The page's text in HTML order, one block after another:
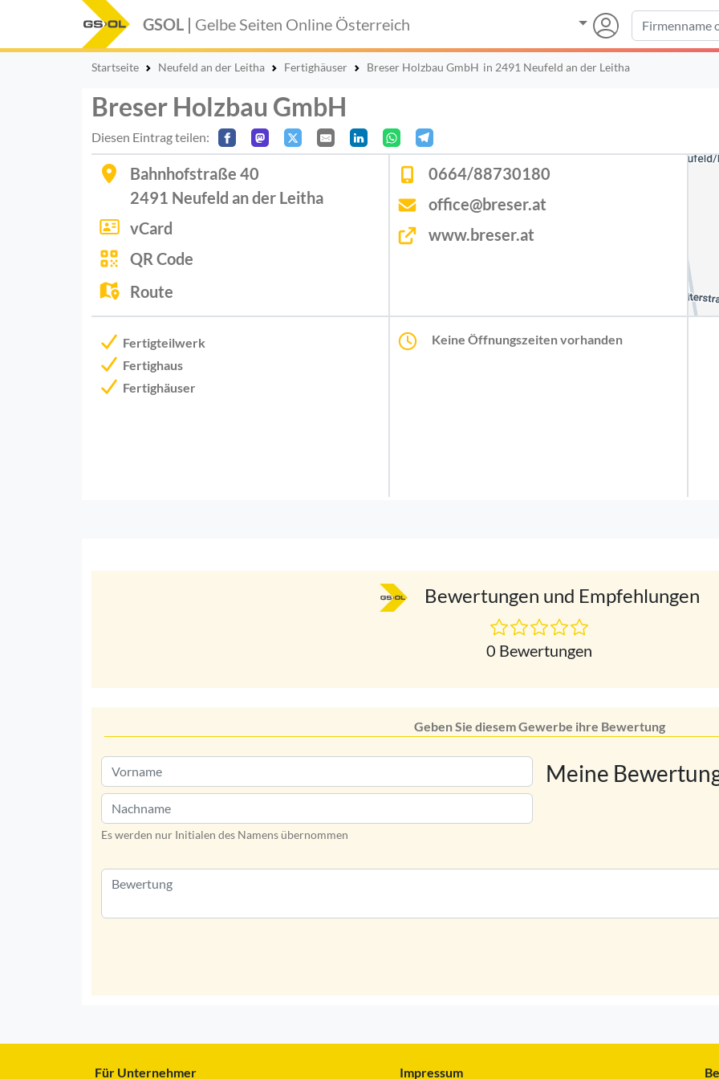
GSOL | Gelbe Seiten Online Österreich
Startseite Neufeld an der Leitha Fertighäuser Breser Holzbau GmbH in 2491 Neufeld an der Leitha
Breser Holzbau GmbH
Diesen Eintrag teilen:
Bahnhofstraße 40
2491 Neufeld an der Leitha
vCard
QR Code
Route
0664/88730180
office@breser.at
www.breser.at
Fertigteilwerk
Fertighaus
Fertighäuser
Keine Öffnungszeiten vorhanden
Bewertungen und Empfehlungen
0 Bewertungen
Geben Sie diesem Gewerbe ihre Bewertung
Es werden nur Initialen des Namens übernommen
Meine
Für Unternehmer Impressum